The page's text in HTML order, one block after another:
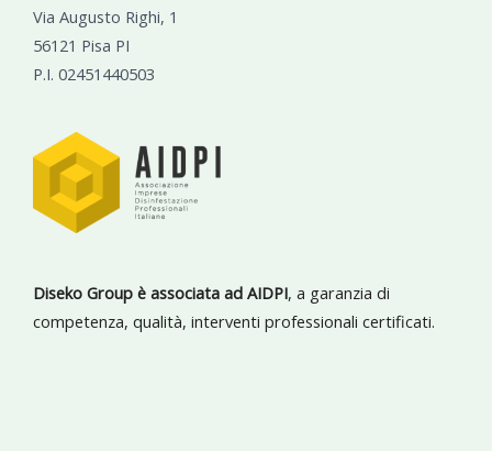
Via Augusto Righi, 1
56121 Pisa PI
P.I. 02451440503
Diseko Group è associata ad AIDPI, a garanzia di
competenza, qualità, interventi professionali certificati.